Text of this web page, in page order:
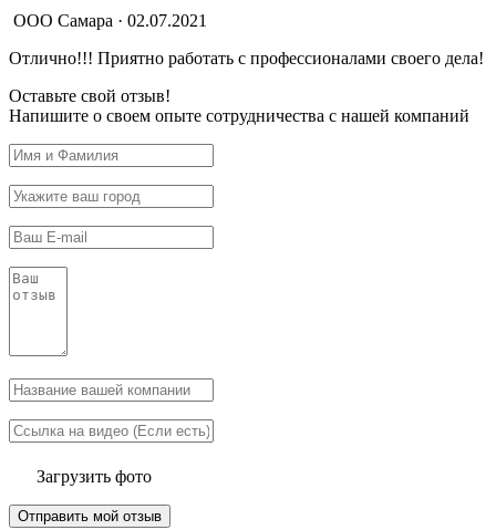
ООО Самара · 02.07.2021
Отлично!!! Приятно работать с профессионалами своего дела!
Оставьте свой отзыв!
Напишите о своем опыте сотрудничества с нашей компаний
Загрузить фото
Отправить мой отзыв